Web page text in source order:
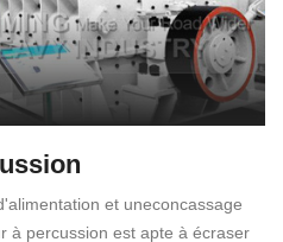
et uneconcassage
à percussion est apte à écraser